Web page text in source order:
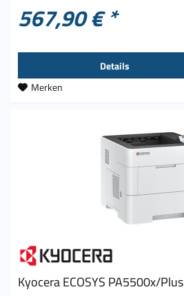
567,90 € *
Details
Merken
Kyocera ECOSYS PA5500x/Plus